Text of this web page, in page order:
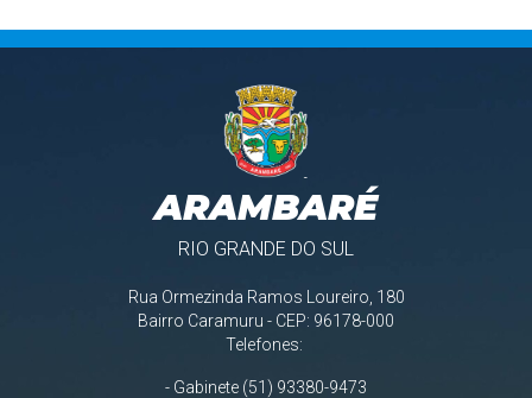
ARAMBARÉ
RIO GRANDE DO SUL
Rua Ormezinda Ramos Loureiro, 180
Bairro Caramuru - CEP: 96178-000
Telefones:
- Gabinete (51) 93380-9473